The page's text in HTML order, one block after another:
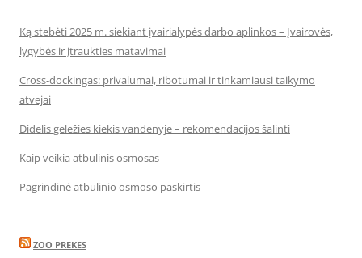
Ką stebėti 2025 m. siekiant įvairialypės darbo aplinkos – Įvairovės,
lygybės ir įtraukties matavimai
Cross-dockingas: privalumai, ribotumai ir tinkamiausi taikymo
atvejai
Didelis geležies kiekis vandenyje – rekomendacijos šalinti
Kaip veikia atbulinis osmosas
Pagrindinė atbulinio osmoso paskirtis
ZOO PREKES